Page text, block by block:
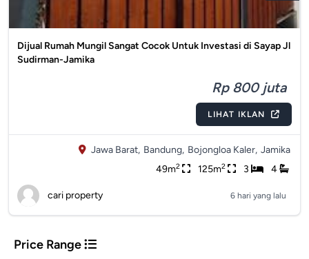
Dijual Rumah Mungil Sangat Cocok Untuk Investasi di Sayap Jl
Sudirman-Jamika
Rp 800 juta
LIHAT IKLAN
Jawa Barat, Bandung, Bojongloa Kaler, Jamika
49m2 125m2 3 4
cari property 6 hari yang lalu
Price Range